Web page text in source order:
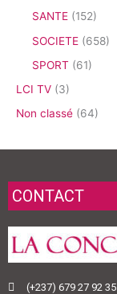
SANTE (152)
SOCIETE (658)
SPORT (61)
LCI TV (3)
Non classé (64)
CONTACT
(+237) 679 27 92 35